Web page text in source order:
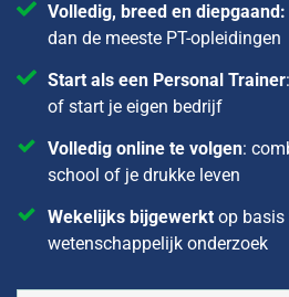
Volledig, breed en diepgaand:
dan de meeste PT-opleidingen
Start als een Personal Trainer
of start je eigen bedrijf
Volledig online te volgen:
school of je drukke leven
Wekelijks bijgewerkt op basis
wetenschappelijk onderzoek